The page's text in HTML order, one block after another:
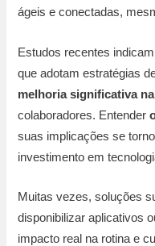
ágeis e conectadas,
Estudos recentes
que adotam estratégias
melhoria significativa
colaboradores. Entender
suas implicações se
investimento em
Muitas vezes, soluções
disponibilizar aplicativos
impacto real na rotina e